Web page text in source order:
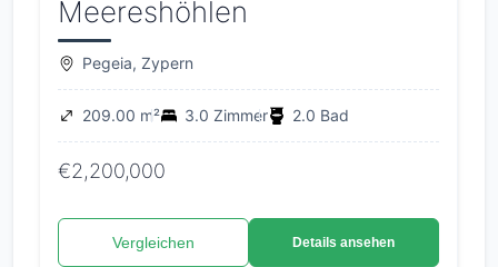
Meereshöhlen
Pegeia, Zypern
209.00 m² 3.0 Zimmer 2.0 Bad
€2,200,000
Vergleichen Details ansehen